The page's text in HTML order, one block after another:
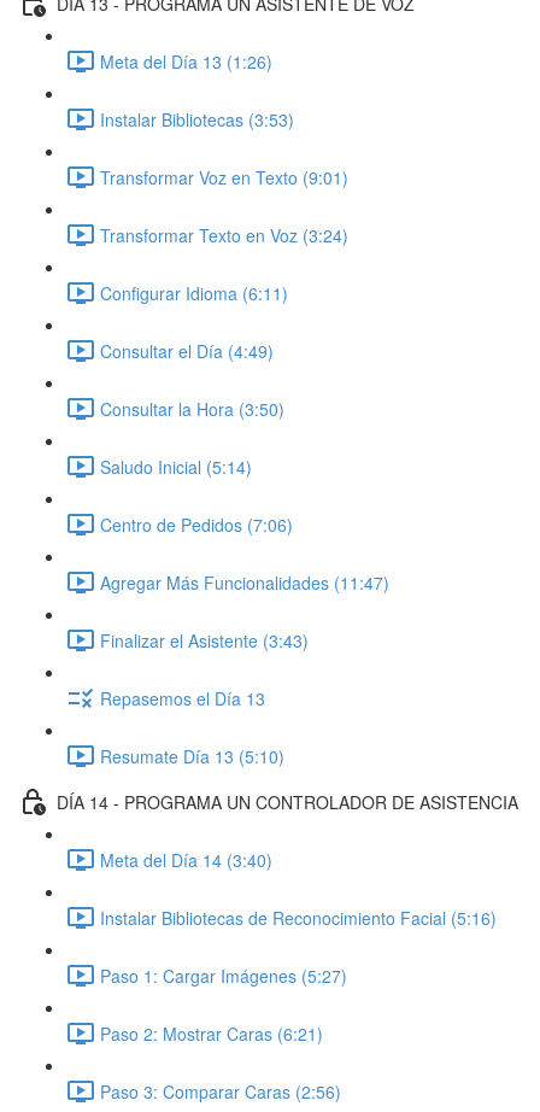
Meta del Día 13 (1:26)
Instalar Bibliotecas (3:53)
Transformar Voz en Texto (9:01)
Transformar Texto en Voz (3:24)
Configurar Idioma (6:11)
Consultar el Día (4:49)
Consultar la Hora (3:50)
Saludo Inicial (5:14)
Centro de Pedidos (7:06)
Agregar Más Funcionalidades (11:47)
Finalizar el Asistente (3:43)
Repasemos el Día 13
Resumate Día 13 (5:10)
DÍA 14 - PROGRAMA UN CONTROLADOR DE ASISTENCIA
Meta del Día 14 (3:40)
Instalar Bibliotecas de Reconocimiento Facial (5:16)
Paso 1: Cargar Imágenes (5:27)
Paso 2: Mostrar Caras (6:21)
Paso 3: Comparar Caras (2:56)